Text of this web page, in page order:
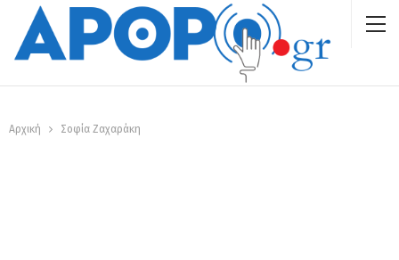
Αρχική Σοφία Ζαχαράκη